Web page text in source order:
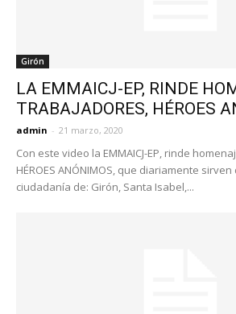
Girón
LA EMMAICJ-EP, RINDE
TRABAJADORES, HÉROES
admin - 21 marzo, 2020
Con este video la EMMAICJ-EP, rinde
HÉROES ANÓNIMOS, que diariamente sirven
ciudadanía de: Girón, Santa Isabel,...